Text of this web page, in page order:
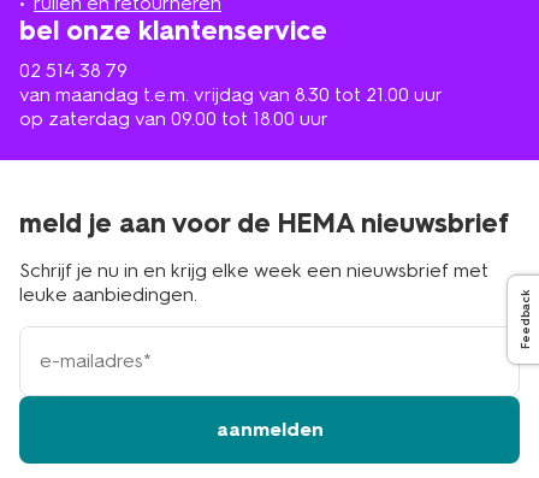
bel onze klantenservice
02 514 38 79
van maandag t.e.m. vrijdag van 8.30 tot 21.00 uur
op zaterdag van 09.00 tot 18.00 uur
meld je aan voor de HEMA nieuwsbrief
Schrijf je nu in en krijg elke week een nieuwsbrief met
leuke aanbiedingen.
e-
mailadres
aanmelden
Feedback